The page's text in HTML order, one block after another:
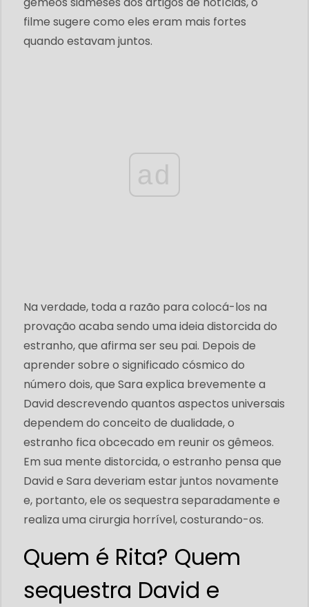
filme sugere como eles eram mais fortes
quando estavam juntos.
ad
Na verdade, toda a razão para colocá-los na
provação acaba sendo uma ideia distorcida do
estranho, que afirma ser seu pai. Depois de
aprender sobre o significado cósmico do
número dois, que Sara explica brevemente a
David descrevendo quantos aspectos universais
dependem do conceito de dualidade, o
estranho fica obcecado em reunir os gêmeos.
Em sua mente distorcida, o estranho pensa que
David e Sara deveriam estar juntos novamente
e, portanto, ele os sequestra separadamente e
realiza uma cirurgia horrível, costurando-os.
Quem é Rita? Quem
sequestra David e